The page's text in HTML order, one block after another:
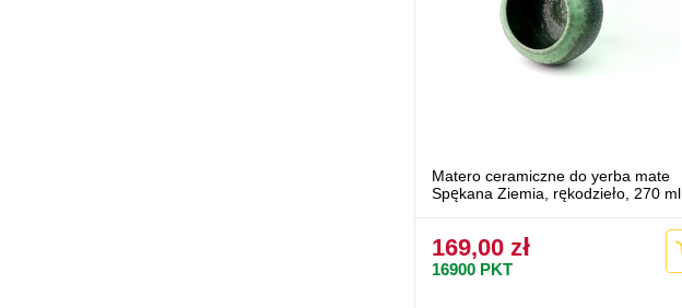
Matero ceramiczne do yerba mate
Spękana Ziemia, rękodzieło, 270 ml.
169,00 zł
16900 PKT